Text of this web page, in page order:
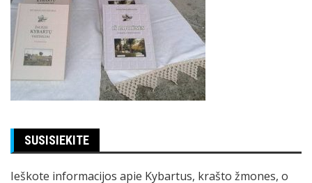
SUSISIEKITE
Ieškote informacijos apie Kybartus, krašto žmones, o